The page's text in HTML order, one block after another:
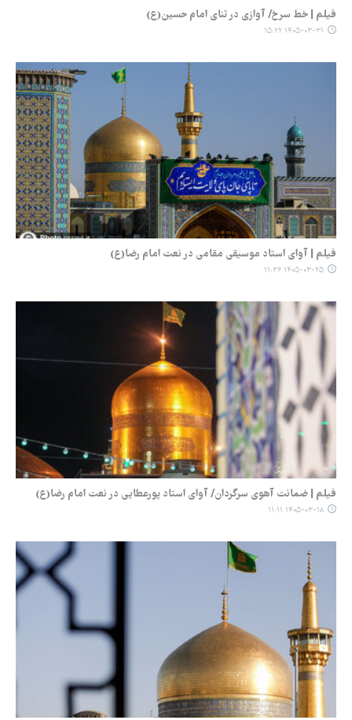
فیلم | خط سرخ/ آوازی در ثنای امام حسین(ع)
۱۴۰۵-۰۳-۳۱ ۱۵:۲۲
فیلم | آوای استاد موسیقی مقامی در نعت امام رضا(ع)
۱۴۰۵-۰۳-۲۵ ۱۱:۳۶
فیلم | ضمانت آهوی سرگردان/ آوای استاد پورعطایی در نعت امام رضا(ع)
۱۴۰۵-۰۳-۱۸ ۱۱:۱۱